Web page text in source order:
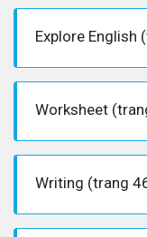
Explore English
Worksheet
Writing (trang